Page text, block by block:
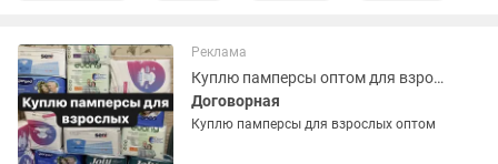
Реклама
Куплю памперсы оптом для взрослых
Договорная
Куплю памперсы для взрослых оптом